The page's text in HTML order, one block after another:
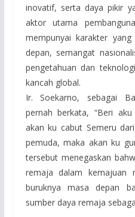
inovatif, serta daya pikir
aktor utama
mempunyai karakter
depan, semangat
pengetahuan dan
kancah global.
Ir. Soekarno, sebagai
pernah berkata, “Beri
akan ku cabut Semeru
pemuda, maka akan ku
tersebut menegaskan
remaja dalam kemajuan
buruknya masa depan
sumber daya remaja